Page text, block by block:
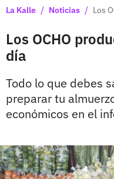
La Kalle / Noticias / Los
Los OCHO
día
Todo lo que debes
preparar tu
económicos en el